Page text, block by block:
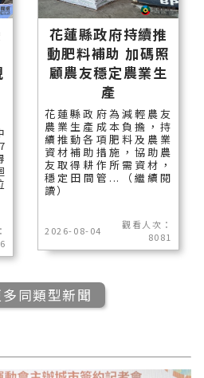
花蓮縣政府持續推
動肥料補助 加碼照
顧農友穩定農業生
產
花蓮縣政府為減輕農友
農業生產成本負擔，持
續推動各項肥料及農業
資材補助措施，協助農
友取得耕作所需資材，
穩定田間管...（繼續閱
讀）
2026-08-04
觀看人次：
8081
同類型新聞